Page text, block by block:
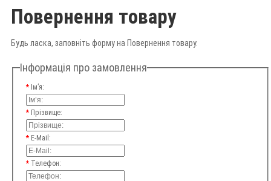
Повернення товару
Будь ласка, заповніть форму на Повернення товару.
Інформація про замовлення
Ім’я:
Прізвище:
E-Mail:
Телефон: